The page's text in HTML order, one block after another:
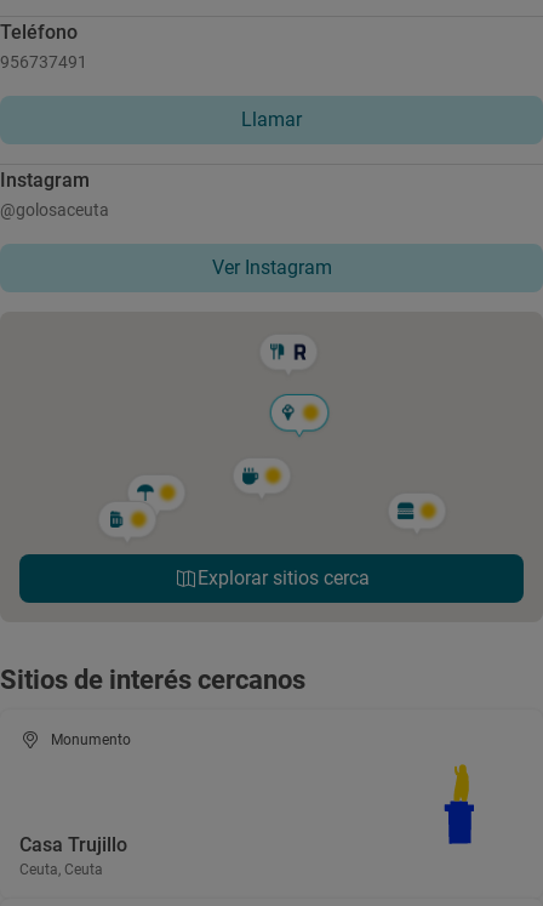
Teléfono
956737491
Llamar
Instagram
@golosaceuta
Ver Instagram
Explorar sitios cerca
Sitios de interés cercanos
Monumento
Casa Trujillo
Ceuta, Ceuta